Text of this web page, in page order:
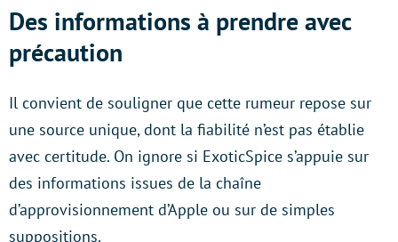
Des informations à prendre avec
précaution
Il convient de souligner que cette rumeur repose sur
une source unique, dont la fiabilité n’est pas établie
avec certitude. On ignore si ExoticSpice s’appuie sur
des informations issues de la chaîne
d’approvisionnement d’Apple ou sur de simples
suppositions.